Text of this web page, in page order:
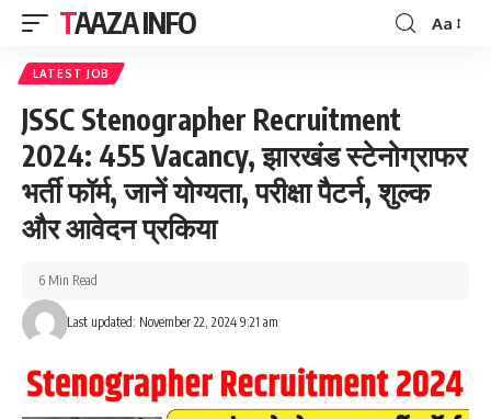
TAAZA INFO
Font
Aa
LATEST JOB
JSSC Stenographer Recruitment
2024: 455 Vacancy, झारखंड स्टेनोग्राफर
भर्ती फॉर्म, जानें योग्यता, परीक्षा पैटर्न, शुल्क
और आवेदन प्रकिया
Last updated: November 22, 2024 9:21 am
6 Min Read